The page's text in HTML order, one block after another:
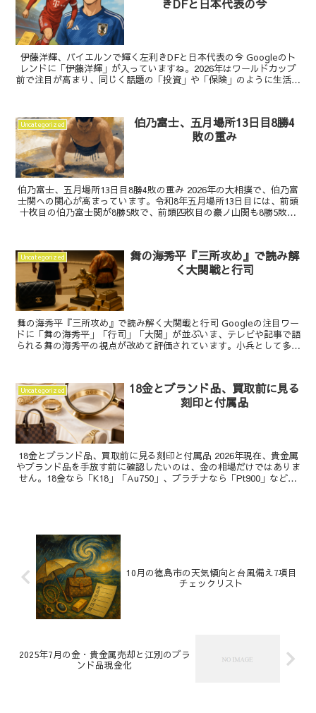
きDFと日本代表の今
伊藤洋輝、バイエルンで輝く左利きDFと日本代表の今 Googleのト
レンドに「伊藤洋輝」が入っていますね。2026年はワールドカップ
前で注目が高まり、同じく話題の「投資」や「保険」のように生活に
Uncategorized
伯乃富士、五月場所13日目8勝4
敗の重み
伯乃富士、五月場所13日目8勝4敗の重み 2026年の大相撲で、伯乃富
士関への関心が高まっています。令和8年五月場所13日目には、前頭
十枚目の伯乃富士関が8勝5敗で、前頭四枚目の豪ノ山関も8勝5敗と
Uncategorized
舞の海秀平『三所攻め』で読み解
く大関戦と行司
舞の海秀平『三所攻め』で読み解く大関戦と行司 Googleの注目ワー
ドに「舞の海秀平」「行司」「大関」が並ぶいま、テレビや記事で語
られる舞の海秀平の視点が改めて評価されています。小兵として多彩
Uncategorized
18金とブランド品、買取前に見る
刻印と付属品
18金とブランド品、買取前に見る刻印と付属品 2026年現在、貴金属
やブランド品を手放す前に確認したいのは、金の相場だけではありま
せん。18金なら「K18」「Au750」、プラチナなら「Pt900」などの
10月の徳島市の天気傾向と台風備え7項目
チェックリスト
2025年7月の金・貴金属売却と江別のブラ
ンド品現金化